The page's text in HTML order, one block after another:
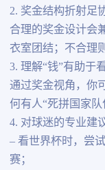
2. 奖金结构折射足
合理的奖金设计会
衣室团结；不合理
3. 理解“钱”有助于看
通过奖金视角，你
何有人“死拼国家队
4. 对球迷的专业建议
– 看世界杯时，尝
赛；